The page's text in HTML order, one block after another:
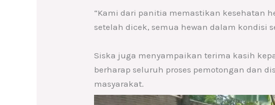
“Kami dari panitia memastikan kesehatan
setelah dicek, semua hewan dalam kondisi
Siska juga menyampaikan terima kasih
berharap seluruh proses pemotongan dan
masyarakat.